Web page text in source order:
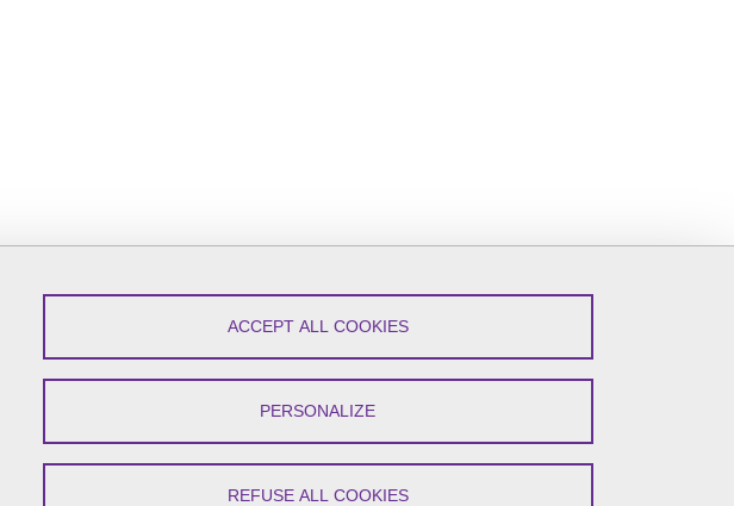
ACCEPT ALL COOKIES
REFUSE ALL COOKIES
PERSONALIZE